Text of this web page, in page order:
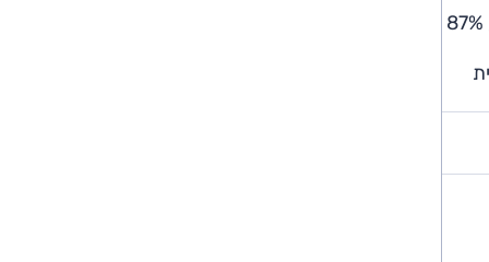
אודי Q4 e-tron נבדק ע"י יורו NCAP מחדש בשנת 2025 וקיבל דירוג של 5 כוכבים עם ציונים של 91% בהגנה על בוגרים, 87%